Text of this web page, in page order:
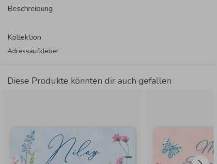
Beschreibung
Kollektion
Adressaufkleber
Diese Produkte könnten dir auch gefallen